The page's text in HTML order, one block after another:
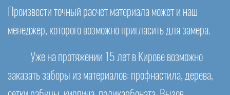
Произвести точный расчет материала может и наш
менеджер, которого возможно пригласить для замера.
Уже на протяжении 15 лет в Кирове возможно
заказать заборы из материалов: профнастила, дерева,